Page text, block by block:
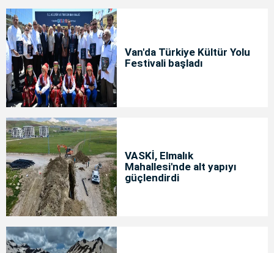
Van'da Türkiye Kültür Yolu
Festivali başladı
VASKİ, Elmalık
Mahallesi'nde alt yapıyı
güçlendirdi